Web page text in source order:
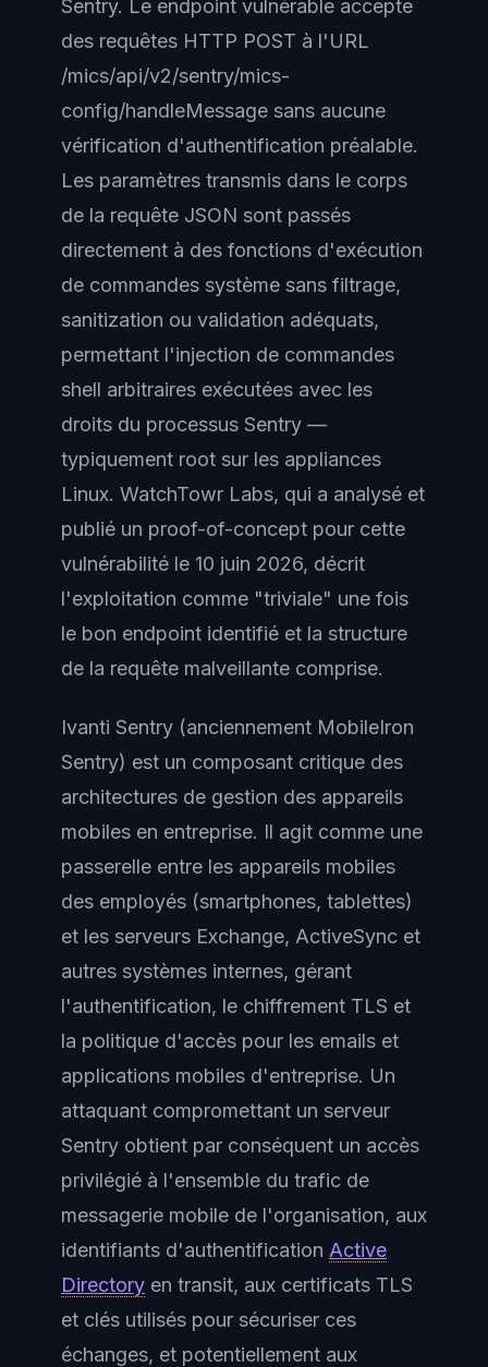
Sentry. Le endpoint vulnérable accepte
des requêtes HTTP POST à l'URL
/mics/api/v2/sentry/mics-
config/handleMessage sans aucune
vérification d'authentification préalable.
Les paramètres transmis dans le corps
de la requête JSON sont passés
directement à des fonctions d'exécution
de commandes système sans filtrage,
sanitization ou validation adéquats,
permettant l'injection de commandes
shell arbitraires exécutées avec les
droits du processus Sentry —
typiquement root sur les appliances
Linux. WatchTowr Labs, qui a analysé et
publié un proof-of-concept pour cette
vulnérabilité le 10 juin 2026, décrit
l'exploitation comme "triviale" une fois
le bon endpoint identifié et la structure
de la requête malveillante comprise.
Ivanti Sentry (anciennement MobileIron
Sentry) est un composant critique des
architectures de gestion des appareils
mobiles en entreprise. Il agit comme une
passerelle entre les appareils mobiles
des employés (smartphones, tablettes)
et les serveurs Exchange, ActiveSync et
autres systèmes internes, gérant
l'authentification, le chiffrement TLS et
la politique d'accès pour les emails et
applications mobiles d'entreprise. Un
attaquant compromettant un serveur
Sentry obtient par conséquent un accès
privilégié à l'ensemble du trafic de
messagerie mobile de l'organisation, aux
identifiants d'authentification Active
Directory en transit, aux certificats TLS
et clés utilisés pour sécuriser ces
échanges, et potentiellement aux